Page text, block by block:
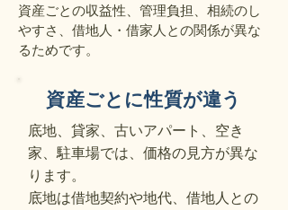
資産ごとの収益性、管理負担、相続のし
やすさ、借地人・借家人との関係が異な
るためです。
資産ごとに性質が違う
底地、貸家、古いアパート、空き
家、駐車場では、価格の見方が異な
ります。
底地は借地契約や地代、借地人との